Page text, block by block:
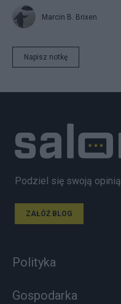
Marcin B. Brixen
Napisz notkę
Podziel się swoją opinią
ZAŁÓŻ BLOG
Polityka
Gospodarka